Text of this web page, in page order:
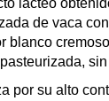
lácteo
de vaca
blanco
por su alto